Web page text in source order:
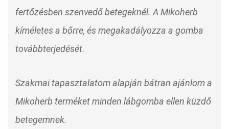
fertőzésben szenvedő betegeknél. A Mikoherb
kíméletes a bőrre, és megakadályozza a gomba
továbbterjedését.
Szakmai tapasztalatom alapján bátran ajánlom a
Mikoherb terméket minden lábgomba ellen küzdő
betegemnek.